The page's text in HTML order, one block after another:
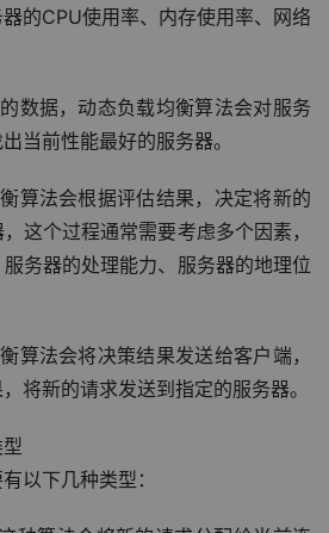
的CPU使用率、内存使用率、网络
数据，动态负载均衡算法会对服务
当前性能最好的服务器。
算法会根据评估结果，决定将新的
这个过程通常需要考虑多个因素，
务器的处理能力、服务器的地理位
算法会将决策结果发送给客户端，
将新的请求发送到指定的服务器。
以下几种类型：